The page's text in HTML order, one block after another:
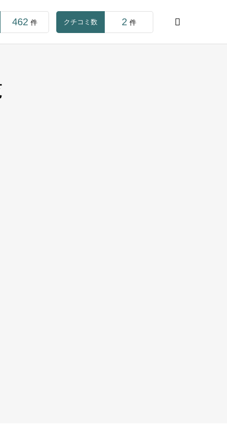

462 件 クチコミ数 2 件